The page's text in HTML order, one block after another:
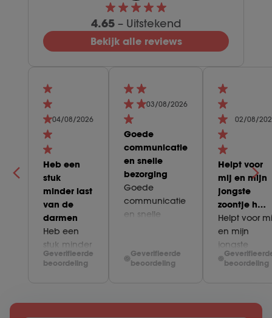
4.65 – Uitstekend
Bekijk alle reviews
04/08/2026
Heb een
stuk
minder last
van de
darmen
Heb een
stuk minder
last van de
Geverifieerde
beoordeling
03/08/2026
Goede
communicatie
en snelle
bezorging
Goede
communicatie
en snelle
Geverifieerde
beoordeling
02/08/
Helpt voor
mij en mijn
jongste
zoontje h…
Helpt voor
en mijn
jongste
zoontje heel
zeker aan te
beoordeling